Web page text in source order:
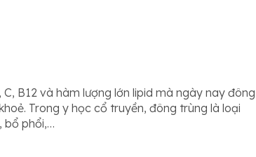
B12 và hàm lượng lớn lipid mà ngày nay đông
Trong y học cổ truyền, đông trùng là loại
bổ phổi,…